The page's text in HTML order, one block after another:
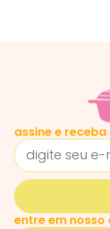
assine e
entre em